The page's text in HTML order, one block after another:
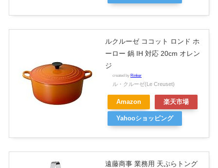
ルクルーゼ ココット ロンド ホ
ーロー 鍋 IH 対応 20cm オレン
ジ
created by Rinker
ル・クルーゼ(Le Creuset)
Amazon 楽天市場
Yahooショッピング
遠藤商事 業務用 天ぷらトング